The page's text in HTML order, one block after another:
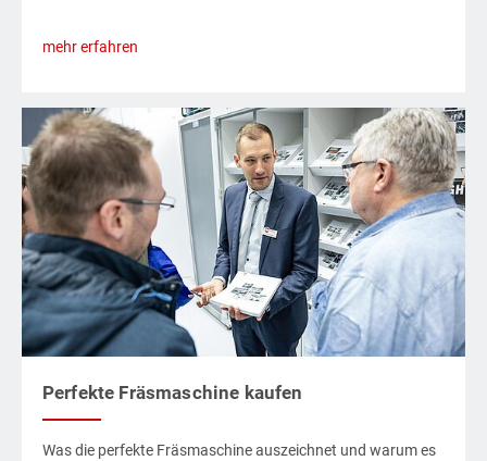
mehr erfahren
Perfekte Fräsmaschine kaufen
Was die perfekte Fräsmaschine auszeichnet und warum es